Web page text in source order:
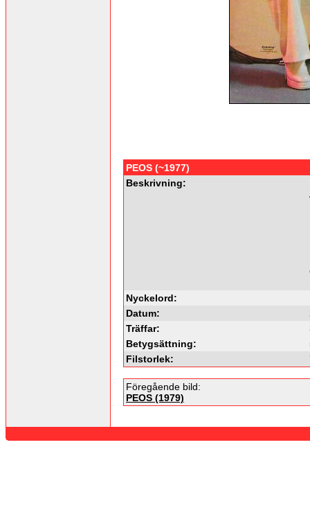
PEOS (~1977)
Beskrivning:
Nyckelord:
Datum:
Träffar:
Betygsättning:
Filstorlek:
Föregående bild:
PEOS (1979)